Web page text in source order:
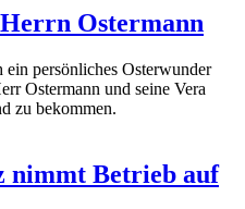
Ostermann
persönliches Osterwunder
Ostermann und seine Vera
zu bekommen.
nimmt Betrieb auf